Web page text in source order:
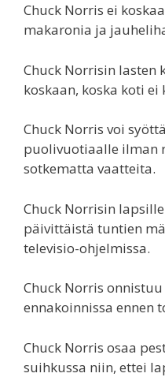
Chuck Norris ei
makaronia ja
Chuck Norrisin lasten
koskaan, koska koti ei
Chuck Norris voi
puolivuotiaalle ilman
sotkematta vaatteita.
Chuck Norrisin
päivittäistä tuntien
televisio-ohjelmissa.
Chuck Norris
ennakoinnissa ennen
Chuck Norris osaa
suihkussa niin, ettei